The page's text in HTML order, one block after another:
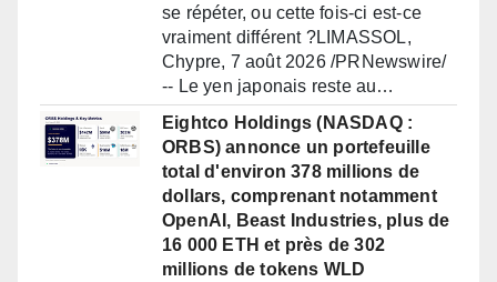
se répéter, ou cette fois-ci est-ce
vraiment différent ?LIMASSOL,
Chypre, 7 août 2026 /PRNewswire/
-- Le yen japonais reste au…
Eightco Holdings (NASDAQ :
ORBS) annonce un portefeuille
total d'environ 378 millions de
dollars, comprenant notamment
OpenAI, Beast Industries, plus de
16 000 ETH et près de 302
millions de tokens WLD